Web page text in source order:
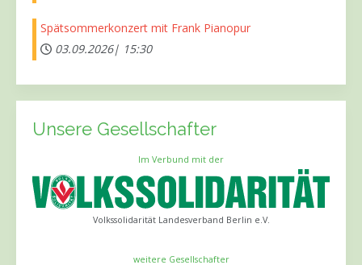
Spätsommerkonzert mit Frank Pianopur
03.09.2026| 15:30
Unsere Gesellschafter
Im Verbund mit der
Volkssolidarität Landesverband Berlin e.V.
weitere Gesellschafter